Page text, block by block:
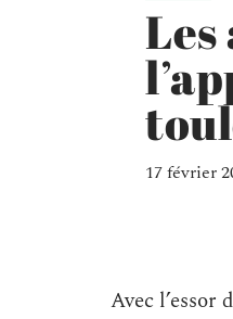
Les
17 février
Avec l’essor